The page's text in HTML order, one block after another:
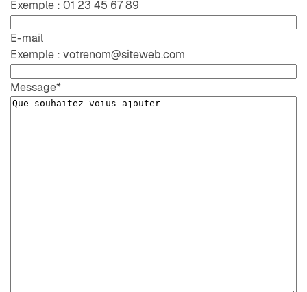
Exemple : 01 23 45 67 89
E-mail
Exemple : votrenom@siteweb.com
Message*